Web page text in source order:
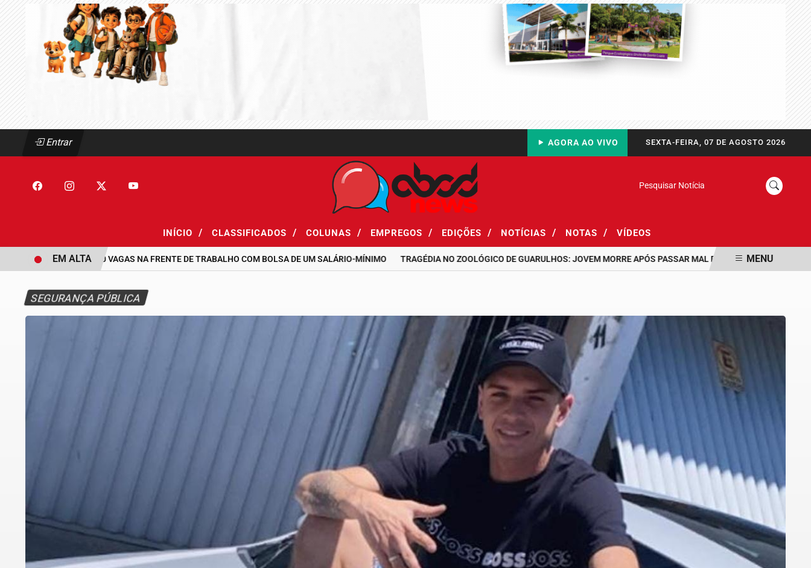
Entrar SEXTA-FEIRA, 07 DE AGOSTO 2026
AGORA AO VIVO
Pesquisar Notícia
INÍCIO / CLASSIFICADOS / COLUNAS / EMPREGOS / EDIÇÕES / NOTÍCIAS / NOTAS / VÍDEOS
MAUÁ ABRE 300 VAGAS NA FRENTE DE TRABALHO COM BOLSA DE UM SALÁRIO-MÍNIMO TRAGÉDIA NO ZOOLÓGICO DE GUARULHOS: JOVEM MORRE APÓS PASSAR MAL DURANTE PASSEIO EM FAMÍLIA
EM ALTA MENU
SEGURANÇA PÚBLICA